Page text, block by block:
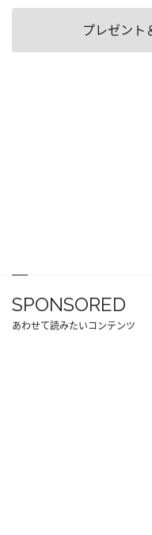
プレゼント
SPONSORED
あわせて読みたいコンテンツ